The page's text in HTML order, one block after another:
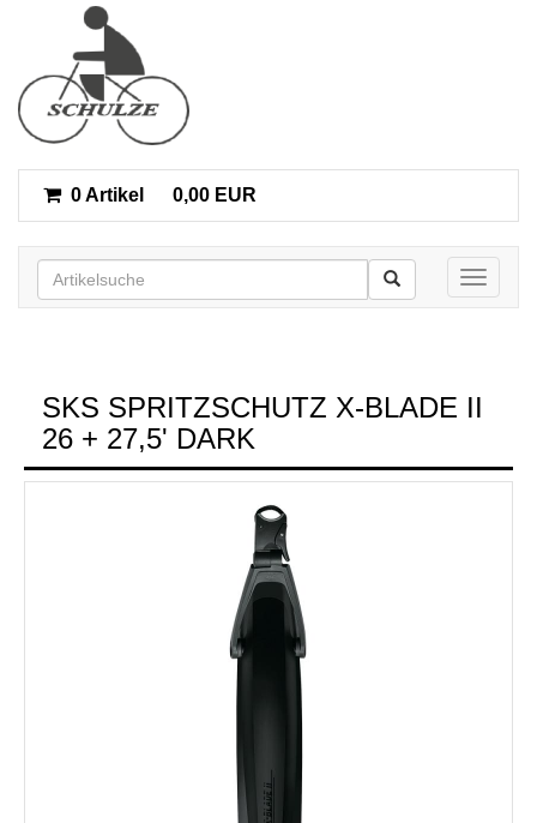
0 Artikel 0,00 EUR
Toggle
SKS SPRITZSCHUTZ X-BLADE II
26 + 27,5' DARK